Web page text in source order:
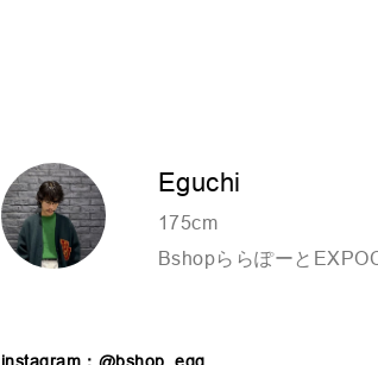
Eguchi
175cm
Bshopららぽーと